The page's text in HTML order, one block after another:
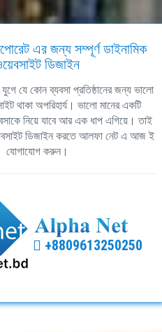
এর জন্য সম্পূর্ণ ডাইনামিক
ডিজাইন
যে কোন ব্যবসা প্রতিষ্ঠানের জন্য ভালো
থাকা অপরিহার্য। ভালো মানের একটি
নিয়ে যাবে আর এক ধাপ এগিয়ে। তাই
ডিজাইন করতে আলফা নেট এ আজ ই
যোগাযোগ করুন।
+8809613250250